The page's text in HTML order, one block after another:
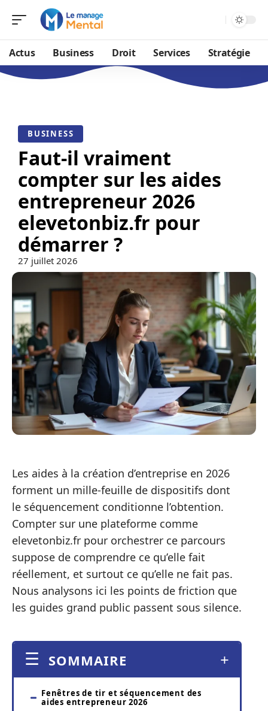
Actus Business Droit Services Stratégie
BUSINESS
Faut-il vraiment
compter sur les aides
entrepreneur 2026
elevetonbiz.fr pour
démarrer ?
27 juillet 2026
Les aides à la création d’entreprise en 2026
forment un mille-feuille de dispositifs dont
le séquencement conditionne l’obtention.
Compter sur une plateforme comme
elevetonbiz.fr pour orchestrer ce parcours
suppose de comprendre ce qu’elle fait
réellement, et surtout ce qu’elle ne fait pas.
Nous analysons ici les points de friction que
les guides grand public passent sous silence.
SOMMAIRE
Fenêtres de tir et séquencement des
aides entrepreneur 2026